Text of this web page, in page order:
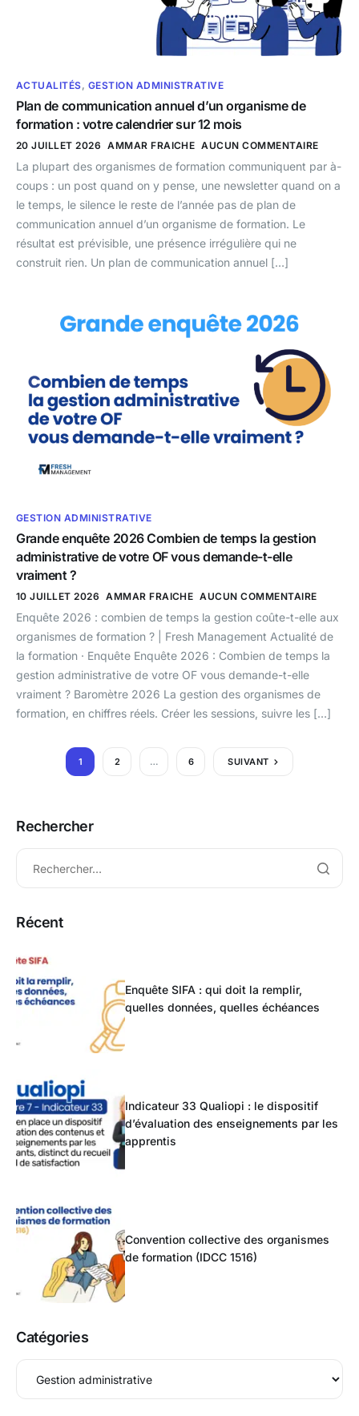
ACTUALITÉS, GESTION ADMINISTRATIVE
Plan de communication annuel d’un organisme de
formation : votre calendrier sur 12 mois
20 JUILLET 2026 AMMAR FRAICHE AUCUN COMMENTAIRE
La plupart des organismes de formation communiquent par à-
coups : un post quand on y pense, une newsletter quand on a
le temps, le silence le reste de l’année pas de plan de
communication annuel d’un organisme de formation. Le
résultat est prévisible, une présence irrégulière qui ne
construit rien. Un plan de communication annuel […]
GESTION ADMINISTRATIVE
Grande enquête 2026 Combien de temps la gestion
administrative de votre OF vous demande-t-elle
vraiment ?
10 JUILLET 2026 AMMAR FRAICHE AUCUN COMMENTAIRE
Enquête 2026 : combien de temps la gestion coûte-t-elle aux
organismes de formation ? | Fresh Management Actualité de
la formation · Enquête Enquête 2026 : Combien de temps la
gestion administrative de votre OF vous demande-t-elle
vraiment ? Baromètre 2026 La gestion des organismes de
formation, en chiffres réels. Créer les sessions, suivre les […]
1 2 … 6 SUIVANT
Rechercher
Récent
Enquête SIFA : qui doit la remplir,
quelles données, quelles échéances
Indicateur 33 Qualiopi : le dispositif
d’évaluation des enseignements par les
apprentis
Convention collective des organismes
de formation (IDCC 1516)
Catégories